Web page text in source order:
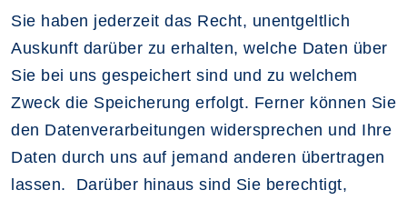
Sie haben jederzeit das Recht, unentgeltlich
Auskunft darüber zu erhalten, welche Daten über
Sie bei uns gespeichert sind und zu welchem
Zweck die Speicherung erfolgt. Ferner können Sie
den Datenverarbeitungen widersprechen und Ihre
Daten durch uns auf jemand anderen übertragen
lassen. Darüber hinaus sind Sie berechtigt,